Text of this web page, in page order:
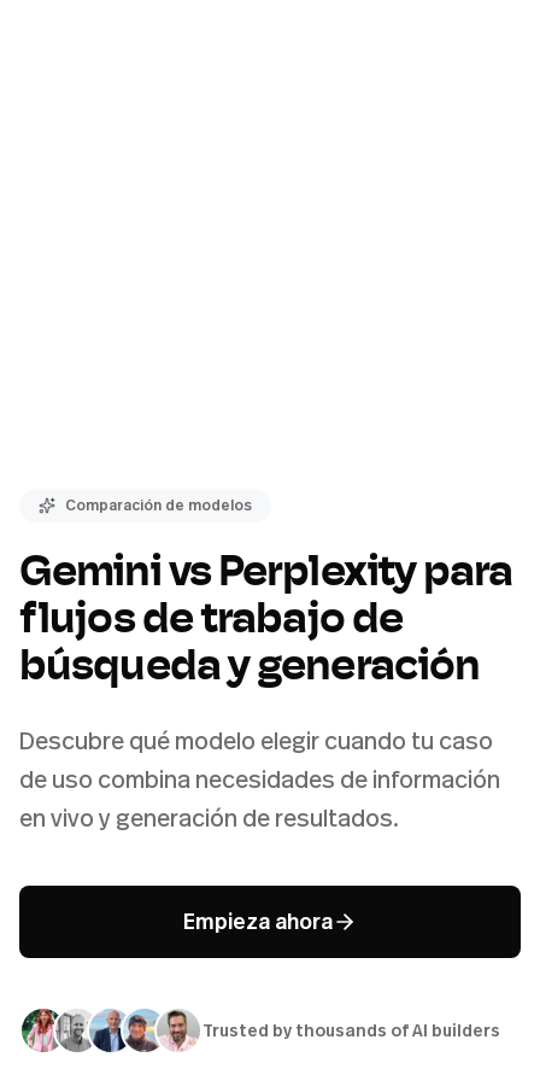
Comparación de modelos
Gemini vs Perplexity para
flujos de trabajo de
búsqueda y generación
Descubre qué modelo elegir cuando tu caso
de uso combina necesidades de información
en vivo y generación de resultados.
Empieza ahora
Trusted by thousands of AI builders